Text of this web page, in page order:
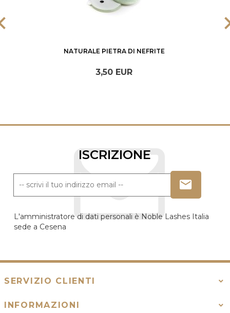
NATURALE PIETRA DI NEFRITE
3,50 EUR
ISCRIZIONE
L'amministratore di dati personali è Noble Lashes Italia
sede a Cesena
SERVIZIO CLIENTI
INFORMAZIONI